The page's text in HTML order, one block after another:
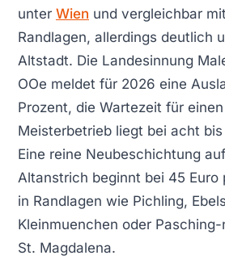
unter Wien und vergleichbar mit
Randlagen, allerdings deutlich
Altstadt. Die Landesinnung
OOe meldet für 2026 eine
Prozent, die Wartezeit für
Meisterbetrieb liegt bei acht
Eine reine Neubeschichtung
Altanstrich beginnt bei 45 Euro
in Randlagen wie Pichling,
Kleinmuenchen oder
St. Magdalena.